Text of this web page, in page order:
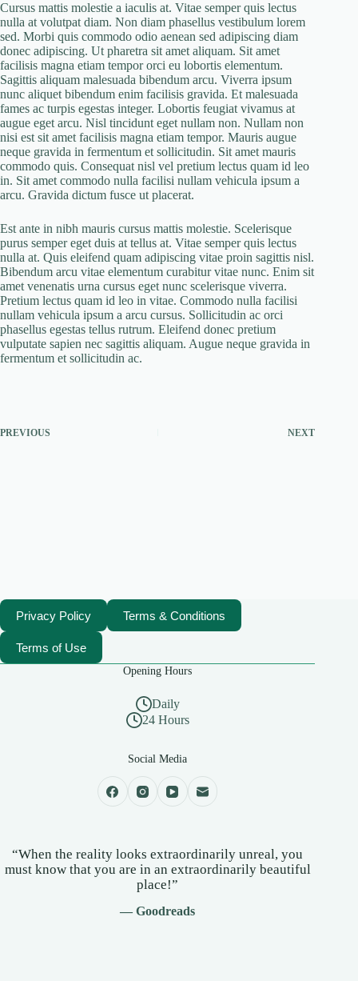
Cursus mattis molestie a iaculis at. Vitae semper quis lectus
nulla at volutpat diam. Non diam phasellus vestibulum lorem
sed. Morbi quis commodo odio aenean sed adipiscing diam
donec adipiscing. Ut pharetra sit amet aliquam. Sit amet
facilisis magna etiam tempor orci eu lobortis elementum.
Sagittis aliquam malesuada bibendum arcu. Viverra ipsum
nunc aliquet bibendum enim facilisis gravida. Et malesuada
fames ac turpis egestas integer. Lobortis feugiat vivamus at
augue eget arcu. Nisl tincidunt eget nullam non. Nullam non
nisi est sit amet facilisis magna etiam tempor. Mauris augue
neque gravida in fermentum et sollicitudin. Sit amet mauris
commodo quis. Consequat nisl vel pretium lectus quam id leo
in. Sit amet commodo nulla facilisi nullam vehicula ipsum a
arcu. Gravida dictum fusce ut placerat.
Est ante in nibh mauris cursus mattis molestie. Scelerisque
purus semper eget duis at tellus at. Vitae semper quis lectus
nulla at. Quis eleifend quam adipiscing vitae proin sagittis nisl.
Bibendum arcu vitae elementum curabitur vitae nunc. Enim sit
amet venenatis urna cursus eget nunc scelerisque viverra.
Pretium lectus quam id leo in vitae. Commodo nulla facilisi
nullam vehicula ipsum a arcu cursus. Sollicitudin ac orci
phasellus egestas tellus rutrum. Eleifend donec pretium
vulputate sapien nec sagittis aliquam. Augue neque gravida in
fermentum et sollicitudin ac.
PREVIOUS NEXT
Privacy Policy Terms & Conditions
Terms of Use
Opening Hours
Daily
24 Hours
Social Media
“When the reality looks extraordinarily unreal, you
must know that you are in an extraordinarily beautiful
place!”
— Goodreads